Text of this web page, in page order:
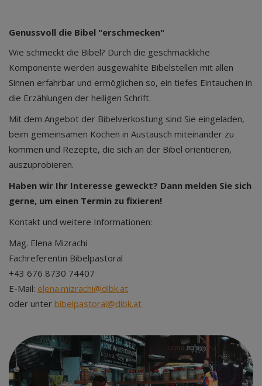
Genussvoll die Bibel "erschmecken"
Wie schmeckt die Bibel? Durch die geschmackliche
Komponente werden ausgewählte Bibelstellen mit allen
Sinnen erfahrbar und ermöglichen so, ein tiefes Eintauchen in
die Erzählungen der heiligen Schrift.
Mit dem Angebot der Bibelverkostung sind Sie eingeladen,
beim gemeinsamen Kochen in Austausch miteinander zu
kommen und Rezepte, die sich an der Bibel orientieren,
auszuprobieren.
Haben wir Ihr Interesse geweckt? Dann melden Sie sich
gerne, um einen Termin zu fixieren!
Kontakt und weitere Informationen:
Mag. Elena Mizrachi
Fachreferentin Bibelpastoral
+43 676 8730 74407
E-Mail: elena.mizrachi@dibk.at
oder unter bibelpastoral@dibk.at